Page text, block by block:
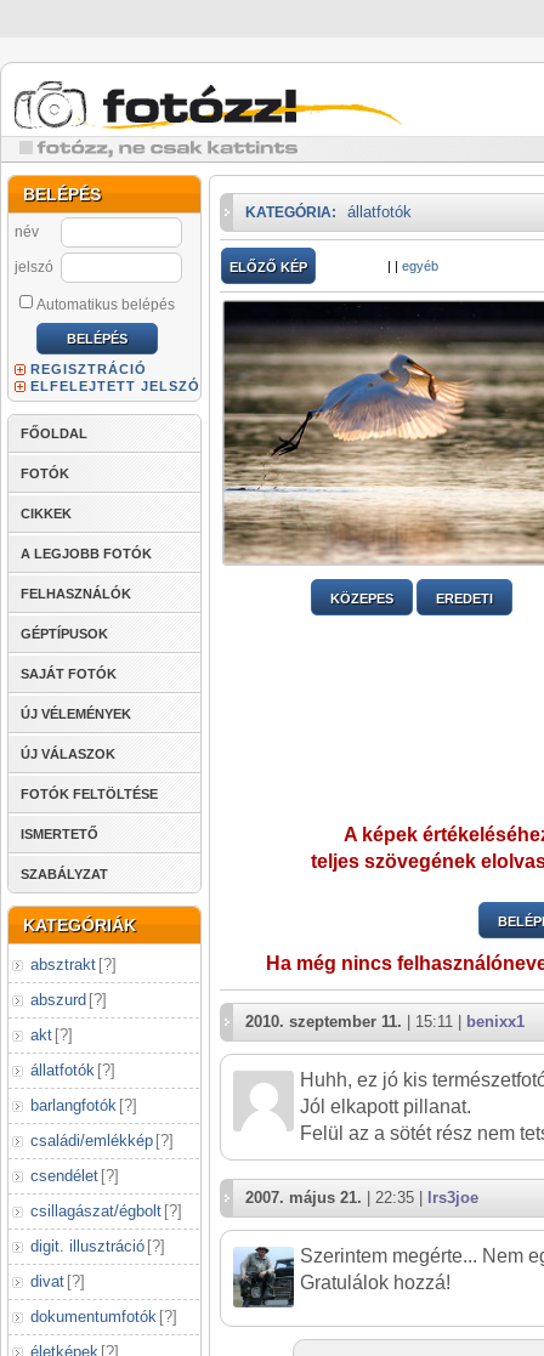
BELÉPÉS
név
jelszó
Automatikus belépés
REGISZTRÁCIÓ
ELFELEJTETT JELSZÓ
FŐOLDAL
FOTÓK
CIKKEK
A LEGJOBB FOTÓK
FELHASZNÁLÓK
GÉPTÍPUSOK
SAJÁT FOTÓK
ÚJ VÉLEMÉNYEK
ÚJ VÁLASZOK
FOTÓK FELTÖLTÉSE
ISMERTETŐ
SZABÁLYZAT
KATEGÓRIÁK
absztrakt [?]
abszurd [?]
akt [?]
állatfotók [?]
barlangfotók [?]
családi/emlékkép [?]
csendélet [?]
csillagászat/égbolt [?]
digit. illusztráció [?]
divat [?]
dokumentumfotók [?]
életképek [?]
KATEGÓRIA: állatfotók
ELŐZŐ KÉP | | egyéb
KÖZEPES EREDETI
A képek
teljes szövegének
Ha még nincs
2010. szeptember 11. | 15:11 | benixx1
Huhh, ez jó kis
Jól elkapott pillanat.
Felül az a sötét rész nem
2007. május 21. | 22:35 | lrs3joe
Szerintem megérte... Nem
Gratulálok hozzá!